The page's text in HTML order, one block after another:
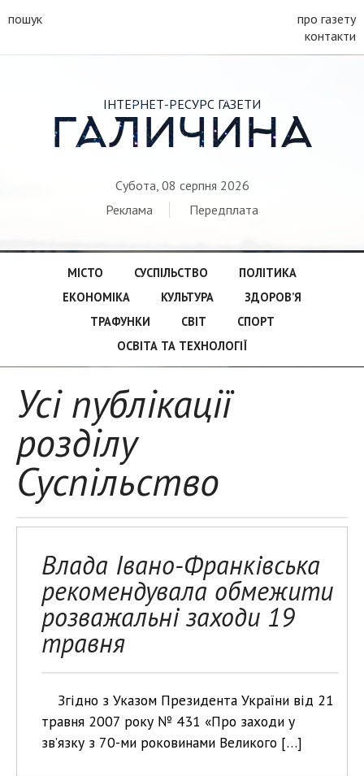
пошук
про газету
контакти
ІНТЕРНЕТ-РЕСУРС ГАЗЕТИ
ГАЛИЧИНА
Субота, 08 серпня 2026
Реклама
Передплата
МІСТО СУСПІЛЬСТВО
ПОЛІТИКА
ЕКОНОМІКА
КУЛЬТУРА
ЗДОРОВ’Я
ТРАФУНКИ
СВІТ
СПОРТ
ОСВІТА ТА ТЕХНОЛОГІЇ
Усі публікації
розділу
Суспільство
Влада Івано-Франківська
рекомендувала обмежити
розважальні заходи 19
травня
Згідно з Указом Президента України від 21
травня 2007 року № 431 «Про заходи у
зв’язку з 70-ми роковинами Великого […]